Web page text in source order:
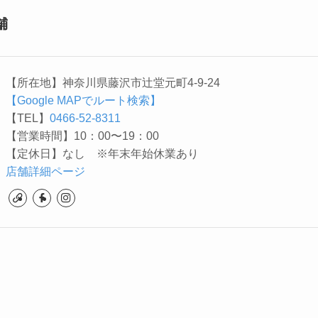
【所在地】神奈川県藤沢市辻堂元町4-9-24
【Google MAPでルート検索】
【TEL】 0466-52-8311
【営業時間】10：00〜19：00
【定休日】なし ※年末年始休業あり
店舗詳細ページ